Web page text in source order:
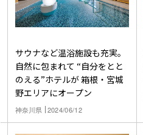
サウナなど温浴施設も充実。
自然に包まれて “自分をとと
のえる”ホテルが 箱根・宮城
野エリアにオープン
神奈川県 2024/06/12